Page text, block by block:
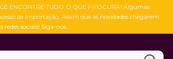
ENCONTRE TUDO O QUE PROCURA! Algumas
de importação. Assim que as novidades chegarem
sociais! Siga-nos.